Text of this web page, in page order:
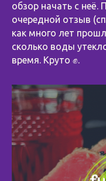
обзор начать с неё.
очередной отзыв
как много лет
сколько воды
время. Круто ✊.